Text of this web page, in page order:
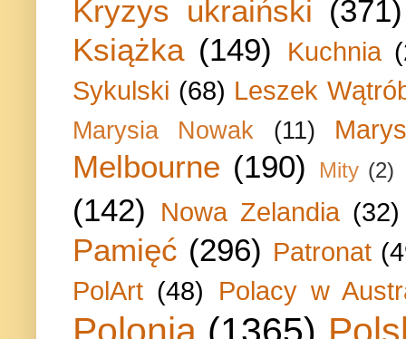
Kryzys ukraiński (371)
Książka (149) Kuchnia
Sykulski (68) Leszek
Marysia Nowak (11)
Melbourne (190) Mity (2)
(142) Nowa Zelandia (32)
Pamięć (296) Patronat
PolArt (48) Polacy w